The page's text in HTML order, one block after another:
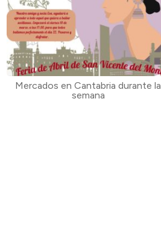
Mercados en Cantabria durante la
semana